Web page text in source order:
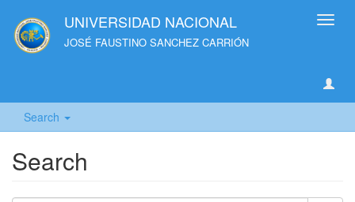
UNIVERSIDAD NACIONAL
JOSÉ FAUSTINO SANCHEZ CARRIÓN
Search
Search